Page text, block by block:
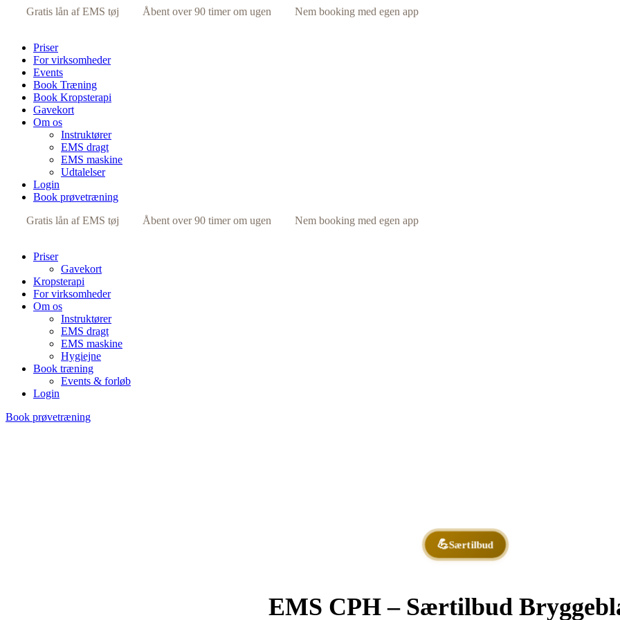
Gratis lån af EMS tøj Åbent over 90 timer om ugen Nem booking med egen app
Priser
For virksomheder
Events
Book Træning
Book Kropsterapi
Gavekort
Om os
Instruktører
EMS dragt
EMS maskine
Udtalelser
Login
Book prøvetræning
Gratis lån af EMS tøj
Åbent over 90 timer om ugen Nem booking med egen app
Priser
Gavekort
Kropsterapi
For virksomheder
Om os
Instruktører
EMS dragt
EMS maskine
Hygiejne
Book træning
Events & forløb
Login
Book prøvetræning
Særtilbud
EMS CPH – Særtilbud